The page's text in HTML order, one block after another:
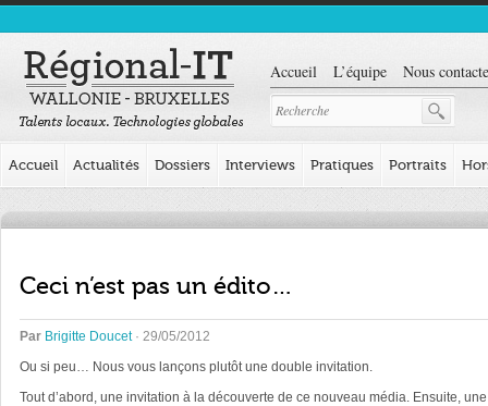
Accueil L’équipe Nous
Accueil Actualités Dossiers Interviews Pratiques Portraits
Ceci n’est pas un édito…
Par Brigitte Doucet· 29/05/2012
Ou si peu… Nous vous lançons plutôt une double invitation.
Tout d’abord, une invitation à la découverte de ce nouveau média. Ensuite,